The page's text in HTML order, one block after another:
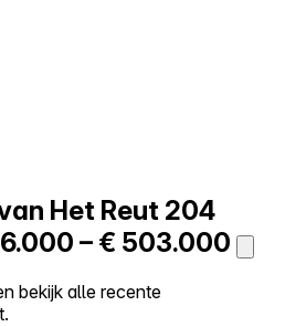
Het Reut 204
– € 503.000
bekijk alle recente